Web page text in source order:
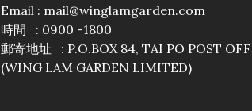
Email : mail@winglamgarden.com
時間 : 0900 -1800
郵寄地址 : P.O.BOX 84, TAI PO POST
(WING LAM GARDEN LIMITED)